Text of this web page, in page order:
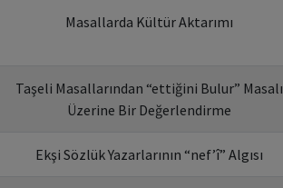
Masallarda Kültür Aktarımı
Taşeli Masallarından “ettiğini Bulur” Masalı
Üzerine Bir Değerlendirme
Ekşi Sözlük Yazarlarının “nef’î” Algısı